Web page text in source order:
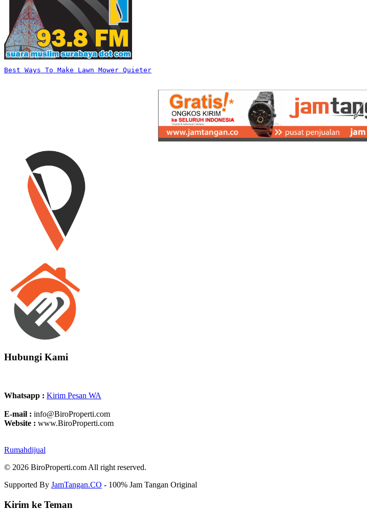
Best Ways To Make Lawn Mower Quieter
Hubungi Kami
Whatsapp : Kirim Pesan WA
E-mail : info@BiroProperti.com
Website : www.BiroProperti.com
Rumahdijual
© 2026 BiroProperti.com All right reserved.
Supported By JamTangan.CO - 100% Jam Tangan Original
Kirim ke Teman